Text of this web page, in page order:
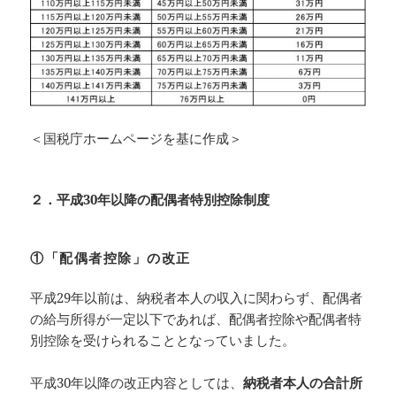
＜国税庁ホームページを基に作成＞
２．平成30年以降の配偶者特別控除制度
①「配偶者控除」の改正
平成29年以前は、納税者本人の収入に関わらず、配偶者
の給与所得が一定以下であれば、配偶者控除や配偶者特
別控除を受けられることとなっていました。
平成30年以降の改正内容としては、納税者本人の合計所